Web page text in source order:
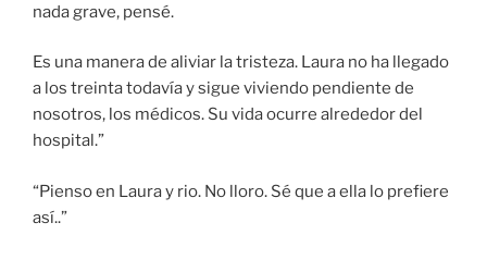
nada grave, pensé.
Es una manera de aliviar la tristeza. Laura no ha llegado
a los treinta todavía y sigue viviendo pendiente de
nosotros, los médicos. Su vida ocurre alrededor del
hospital.”
“Pienso en Laura y rio. No lloro. Sé que a ella lo prefiere
así..”